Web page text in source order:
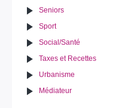
Seniors
Sport
Social/Santé
Taxes et Recettes
Urbanisme
Médiateur